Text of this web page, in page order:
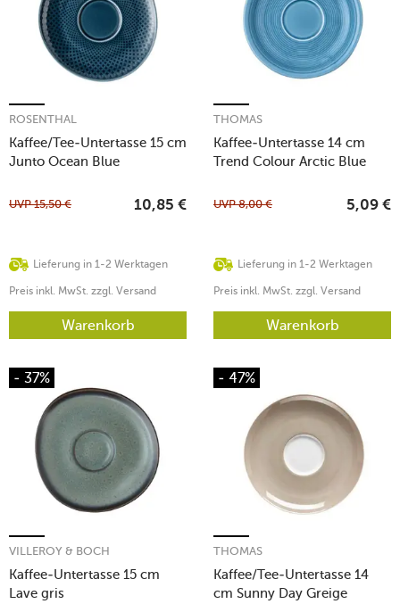
Kaffee/Tee-Untertasse 15 cm
Junto Ocean Blue
ROSENTHAL
Lieferung in 1-2 Werktagen
UVP15,50 € 10,85 €
Preis inkl. MwSt. zzgl. Versand
Warenkorb
Kaffee-Untertasse 14 cm
Trend Colour Arctic Blue
THOMAS
Lieferung in 1-2 Werktagen
UVP8,00 € 5,09 €
Preis inkl. MwSt. zzgl. Versand
Warenkorb
- 37%
Kaffee-Untertasse 15 cm
Lave gris
VILLEROY & BOCH
- 47%
Kaffee/Tee-Untertasse 14
cm Sunny Day Greige
THOMAS